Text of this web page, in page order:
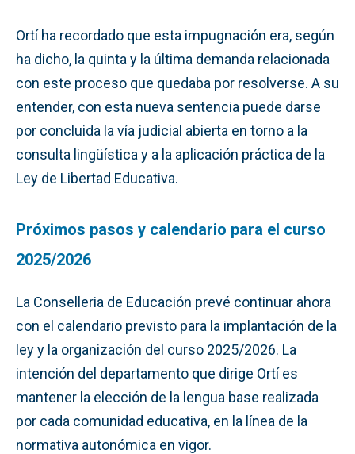
Ortí ha recordado que esta impugnación era, según
ha dicho, la quinta y la última demanda relacionada
con este proceso que quedaba por resolverse. A su
entender, con esta nueva sentencia puede darse
por concluida la vía judicial abierta en torno a la
consulta lingüística y a la aplicación práctica de la
Ley de Libertad Educativa.
Próximos pasos y calendario para el curso
2025/2026
La Conselleria de Educación prevé continuar ahora
con el calendario previsto para la implantación de la
ley y la organización del curso 2025/2026. La
intención del departamento que dirige Ortí es
mantener la elección de la lengua base realizada
por cada comunidad educativa, en la línea de la
normativa autonómica en vigor.